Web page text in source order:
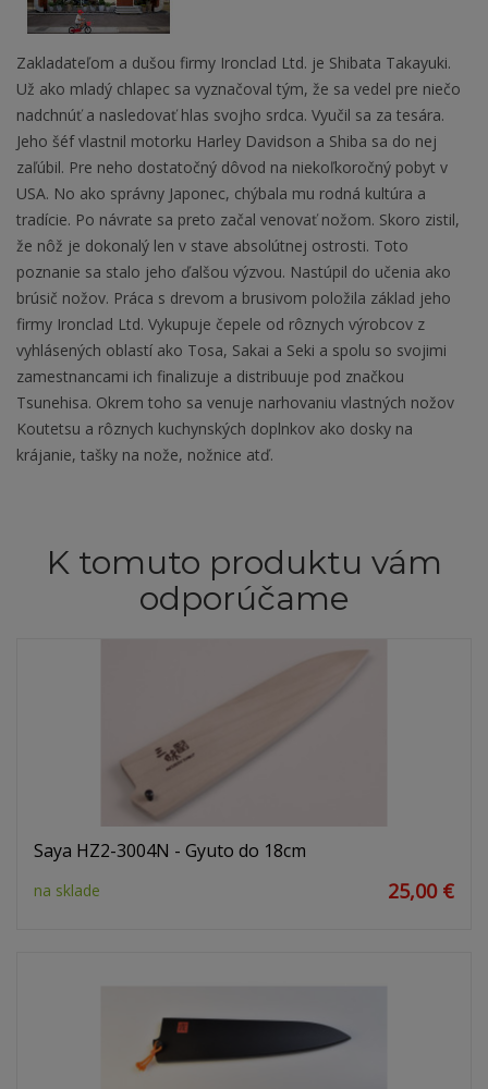
Zakladateľom a dušou firmy Ironclad Ltd. je Shibata Takayuki.
Už ako mladý chlapec sa vyznačoval tým, že sa vedel pre niečo
nadchnúť a nasledovať hlas svojho srdca. Vyučil sa za tesára.
Jeho šéf vlastnil motorku Harley Davidson a Shiba sa do nej
zaľúbil. Pre neho dostatočný dôvod na niekoľkoročný pobyt v
USA. No ako správny Japonec, chýbala mu rodná kultúra a
tradície. Po návrate sa preto začal venovať nožom. Skoro zistil,
že nôž je dokonalý len v stave absolútnej ostrosti. Toto
poznanie sa stalo jeho ďalšou výzvou. Nastúpil do učenia ako
brúsič nožov. Práca s drevom a brusivom položila základ jeho
firmy Ironclad Ltd. Vykupuje čepele od rôznych výrobcov z
vyhlásených oblastí ako Tosa, Sakai a Seki a spolu so svojimi
zamestnancami ich finalizuje a distribuuje pod značkou
Tsunehisa. Okrem toho sa venuje narhovaniu vlastných nožov
Koutetsu a rôznych kuchynských doplnkov ako dosky na
krájanie, tašky na nože, nožnice atď.
K tomuto produktu vám
odporúčame
Saya HZ2-3004N - Gyuto do 18cm
na sklade 25,00 €